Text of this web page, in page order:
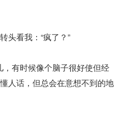
头看我：“疯了？”
有时候像个脑子很好使但经
人话，但总会在意想不到的地